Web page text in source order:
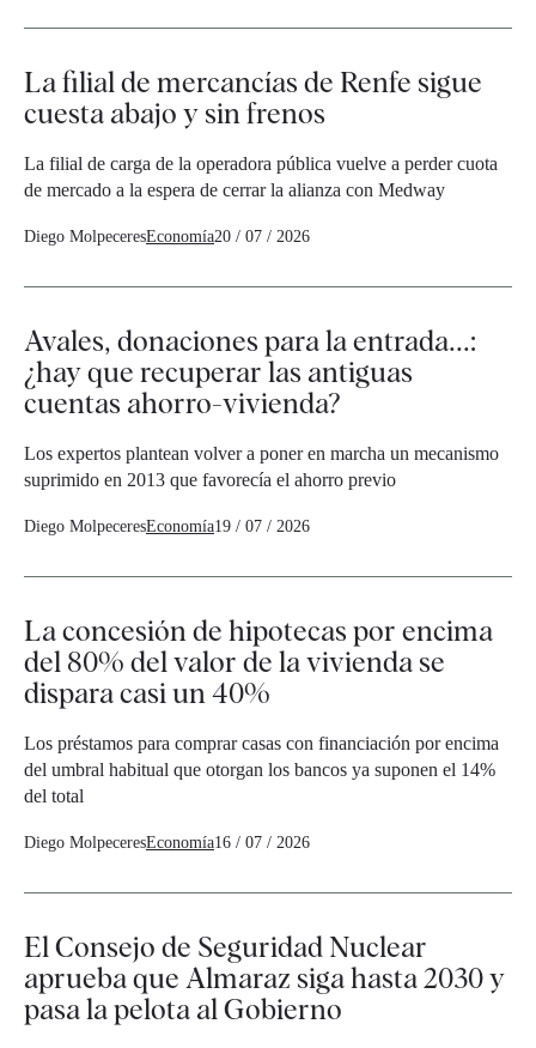
La filial de mercancías de Renfe sigue
cuesta abajo y sin frenos
La filial de carga de la operadora pública vuelve a perder cuota
de mercado a la espera de cerrar la alianza con Medway
Diego MolpeceresEconomía20 / 07 / 2026
Avales, donaciones para la entrada...:
¿hay que recuperar las antiguas
cuentas ahorro-vivienda?
Los expertos plantean volver a poner en marcha un mecanismo
suprimido en 2013 que favorecía el ahorro previo
Diego MolpeceresEconomía19 / 07 / 2026
La concesión de hipotecas por encima
del 80% del valor de la vivienda se
dispara casi un 40%
Los préstamos para comprar casas con financiación por encima
del umbral habitual que otorgan los bancos ya suponen el 14%
del total
Diego MolpeceresEconomía16 / 07 / 2026
El Consejo de Seguridad Nuclear
aprueba que Almaraz siga hasta 2030 y
pasa la pelota al Gobierno